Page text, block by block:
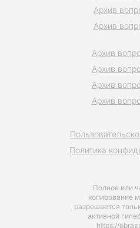
Полное или
копирование
разрешается
активной
https://
Политика
Архив
Архив
Архив
Архив
Архив
Архив